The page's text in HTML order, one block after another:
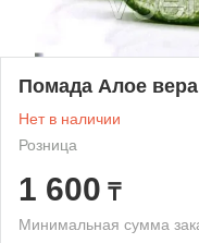
Помада Алое
Нет в наличии
Розница
1 600 ₸
Минимальная сумма